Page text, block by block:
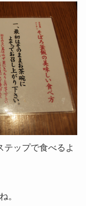
テップで食べるよ
。